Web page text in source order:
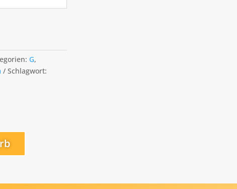
G,
Schlagwort: